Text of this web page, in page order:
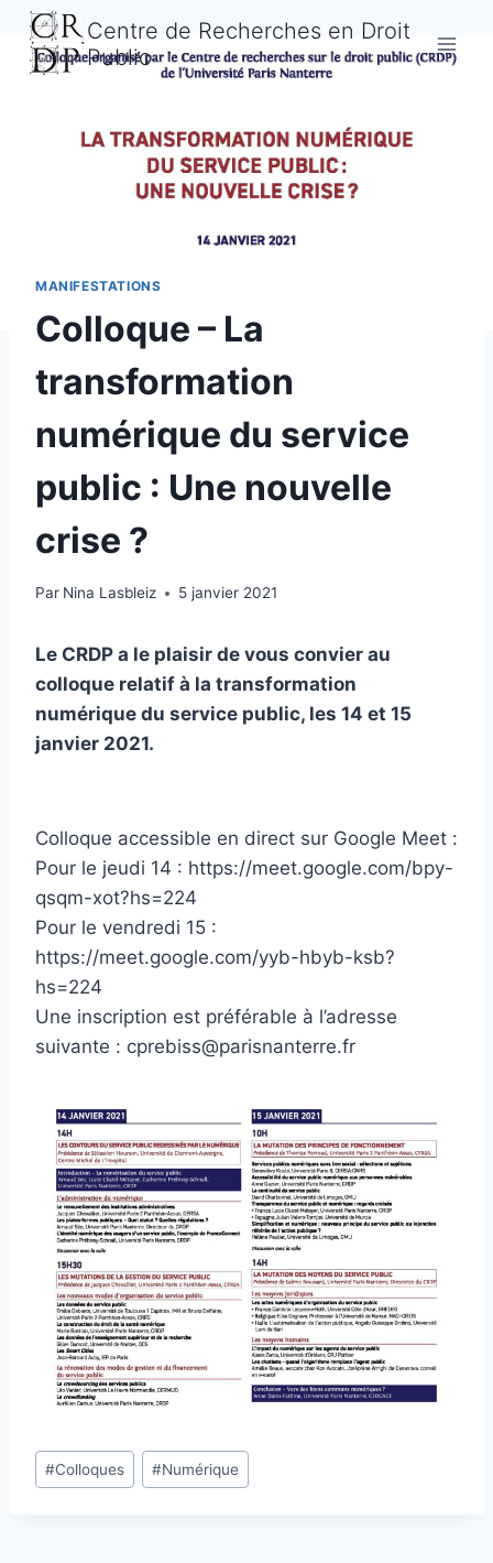
Aller
contenu
Centre de Recherches en Droit
Public
MANIFESTATIONS
Colloque – La
transformation
numérique du service
public : Une nouvelle
crise ?
Par Nina Lasbleiz 5 janvier 2021
Le CRDP a le plaisir de vous convier au
colloque relatif à la transformation
numérique du service public, les 14 et 15
janvier 2021.
Colloque accessible en direct sur Google Meet :
Pour le jeudi 14 : https://meet.google.com/bpy-
qsqm-xot?hs=224
Pour le vendredi 15 :
https://meet.google.com/yyb-hbyb-ksb?
hs=224
Une inscription est préférable à l’adresse
suivante : cprebiss@parisnanterre.fr
Étiquettes
de
#Colloques #Numérique